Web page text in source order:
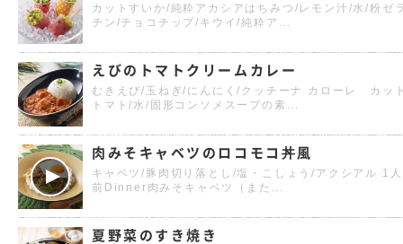
カットすいか/純粋アカシアはちみつ/レモン汁/水/粉ゼ
チン/チョコチップ/キウイ/純粋ア...
えびのトマトクリームカレー
むきえび/玉ねぎ/にんにく/クッチーナ カローレ カッ
トマト/水/固形コンソメスープの素...
肉みそキャベツのロコモコ丼風
キャベツ/豚肉切り落とし/塩・こしょう/アクシアル 1人
前Dinner肉みそキャベツ（また...
夏野菜のすき焼き